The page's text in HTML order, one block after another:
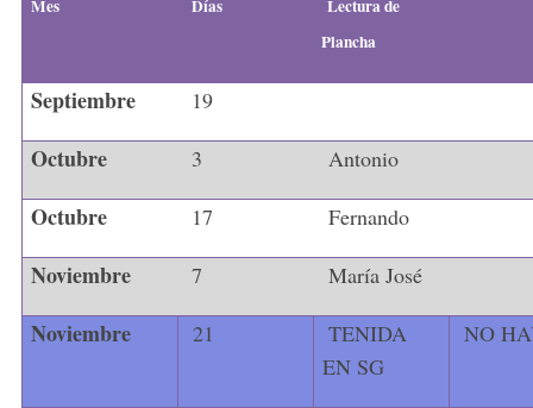
Mes Días
Lectura de
Plancha
Septiembre 19
Octubre 3 Antonio
Octubre 17 Fernando
Noviembre 7 María José
Noviembre 21
TENIDA
EN SG
NO